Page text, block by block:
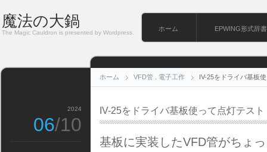
魔法の大鍋
The Magic Cauldron is presented by Wordpress.
ホーム EPWING形式辞書
ホーム VFD管 電子工作 IV-25をドライバ基板
IV-25をドライバ基板使って点灯テスト
基板に実装したVFD管がちょ
2024
06/10